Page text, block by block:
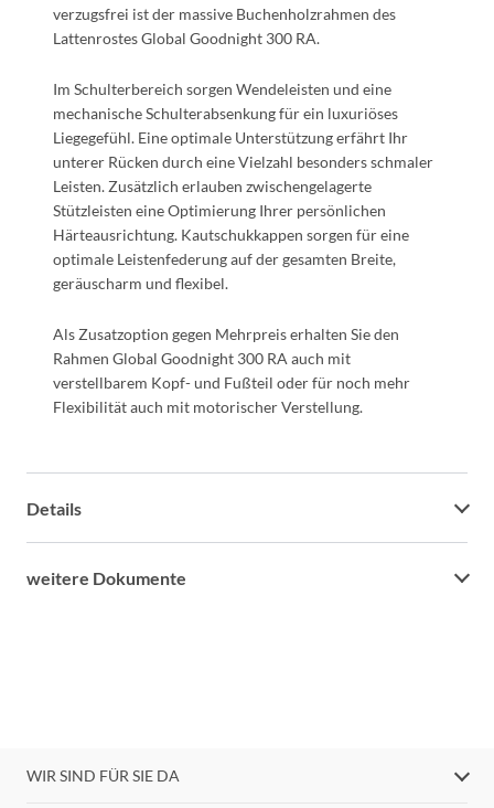
verzugsfrei ist der massive Buchenholzrahmen des
Lattenrostes Global Goodnight 300 RA.
Im Schulterbereich sorgen Wendeleisten und eine
mechanische Schulterabsenkung für ein luxuriöses
Liegegefühl. Eine optimale Unterstützung erfährt Ihr
unterer Rücken durch eine Vielzahl besonders schmaler
Leisten. Zusätzlich erlauben zwischengelagerte
Stützleisten eine Optimierung Ihrer persönlichen
Härteausrichtung. Kautschukkappen sorgen für eine
optimale Leistenfederung auf der gesamten Breite,
geräuscharm und flexibel.
Als Zusatzoption gegen Mehrpreis erhalten Sie den
Rahmen Global Goodnight 300 RA auch mit
verstellbarem Kopf- und Fußteil oder für noch mehr
Flexibilität auch mit motorischer Verstellung.
Details
weitere Dokumente
WIR SIND FÜR SIE DA